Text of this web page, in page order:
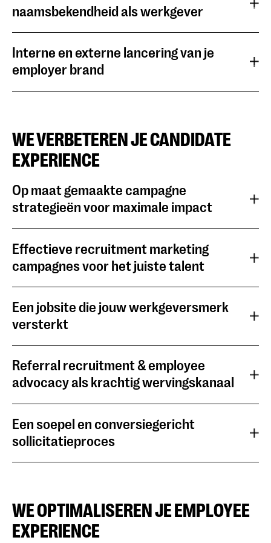
naamsbekendheid als werkgever
Interne en externe lancering van je
employer brand
WE VERBETEREN JE CANDIDATE
EXPERIENCE
Op maat gemaakte campagne
strategieën voor maximale impact
Effectieve recruitment marketing
campagnes voor het juiste talent
Een jobsite die jouw werkgeversmerk
versterkt
Referral recruitment & employee
advocacy als krachtig wervingskanaal
Een soepel en conversiegericht
sollicitatieproces
WE OPTIMALISEREN JE EMPLOYEE
EXPERIENCE